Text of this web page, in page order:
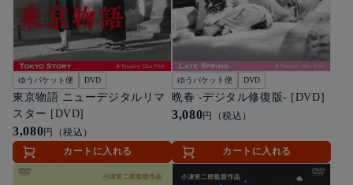
ゆうパケット便 DVD
東京物語 ニューデジタルリマ
スター [DVD]
3,080円（税込）
カートに入れる
ゆうパケット便 DVD
晩春 -デジタル修復版- [DVD]
3,080円（税込）
カートに入れる